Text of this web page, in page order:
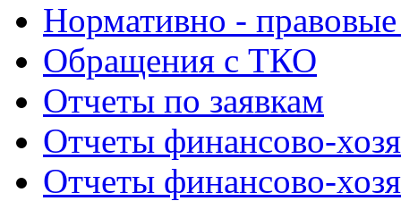
Нормативно -
Обращения с ТКО
Отчеты по заявкам
Отчеты финансово-
Отчеты финансово-